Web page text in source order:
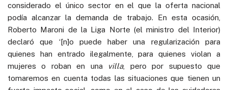
considerado el único sector en el que la oferta nacional
podía alcanzar la demanda de trabajo. En esta ocasión,
Roberto Maroni de la Liga Norte (el ministro del Interior)
declaró que ‘[n]o puede haber una regularización para
quienes han entrado ilegalmente, para quienes violan a
mujeres o roban en una
villa, pero por supuesto que
tomaremos en cuenta todas las situaciones que tienen un